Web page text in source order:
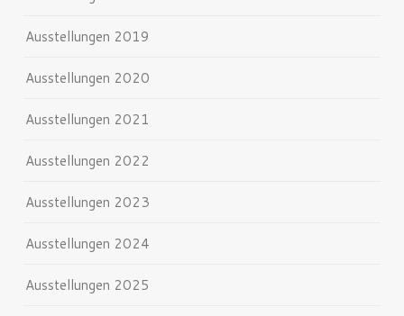
Ausstellungen 2019
Ausstellungen 2020
Ausstellungen 2021
Ausstellungen 2022
Ausstellungen 2023
Ausstellungen 2024
Ausstellungen 2025